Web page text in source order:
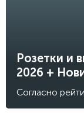
Розетки и
2026 +
Согласно